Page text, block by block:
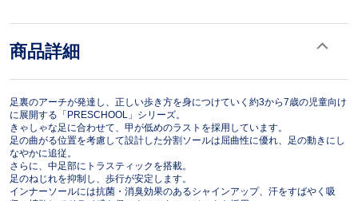
商品詳細
足裏のアーチが発達し、正しい歩き方を身につけていく約3から7歳の児童向け
に展開する「PRESCHOOL」シリーズ。
きゃしゃな足に合わせて、甲が低めのラストを採用しています。
足の曲がる位置を考慮して設計した分割ソールは屈曲性に優れ、足の動きにし
なやかに追従。
さらに、中足部にトラスティックを搭載。
足のねじれを抑制し、歩行が安定します。
インナーソールには抗菌・消臭効果のあるシャインアップ、汗をすばやく吸